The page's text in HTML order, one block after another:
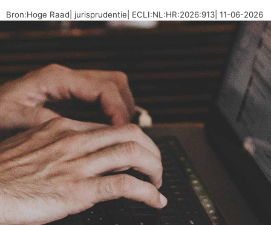
Bron:Hoge Raad| jurisprudentie| ECLI:NL:HR:2026:913| 11-06-2026